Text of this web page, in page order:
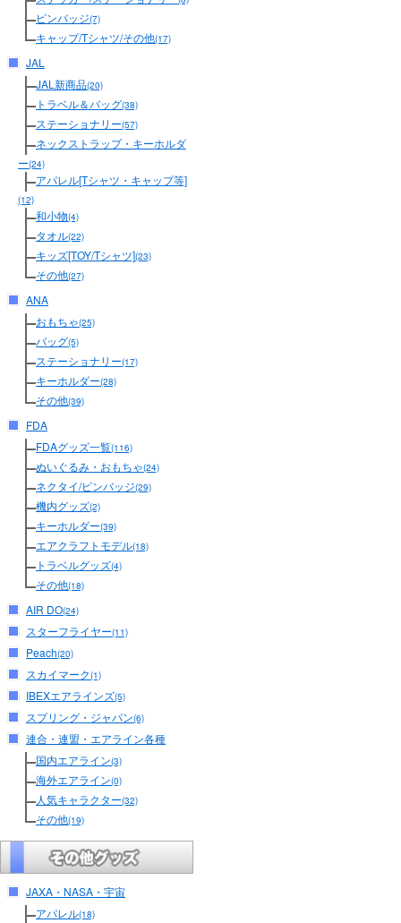
ピンバッジ(7)
キャップ/Tシャツ/その他(17)
JAL
JAL新商品(20)
トラベル＆バッグ(38)
ステーショナリー(57)
ネックストラップ・キーホルダ
ー(24)
アパレル[Tシャツ・キャップ等]
(12)
和小物(4)
タオル(22)
キッズ[TOY/Tシャツ](23)
その他(27)
ANA
おもちゃ(25)
バッグ(5)
ステーショナリー(17)
キーホルダー(28)
その他(39)
FDA
FDAグッズ一覧(116)
ぬいぐるみ・おもちゃ(24)
ネクタイ/ピンバッジ(29)
機内グッズ(2)
キーホルダー(39)
エアクラフトモデル(18)
トラベルグッズ(4)
その他(18)
AIR DO(24)
スターフライヤー(11)
Peach(20)
スカイマーク(1)
IBEXエアラインズ(5)
スプリング・ジャパン(6)
連合・連盟・エアライン各種
国内エアライン(3)
海外エアライン(0)
人気キャラクター(32)
その他(19)
JAXA・NASA・宇宙
アパレル(18)